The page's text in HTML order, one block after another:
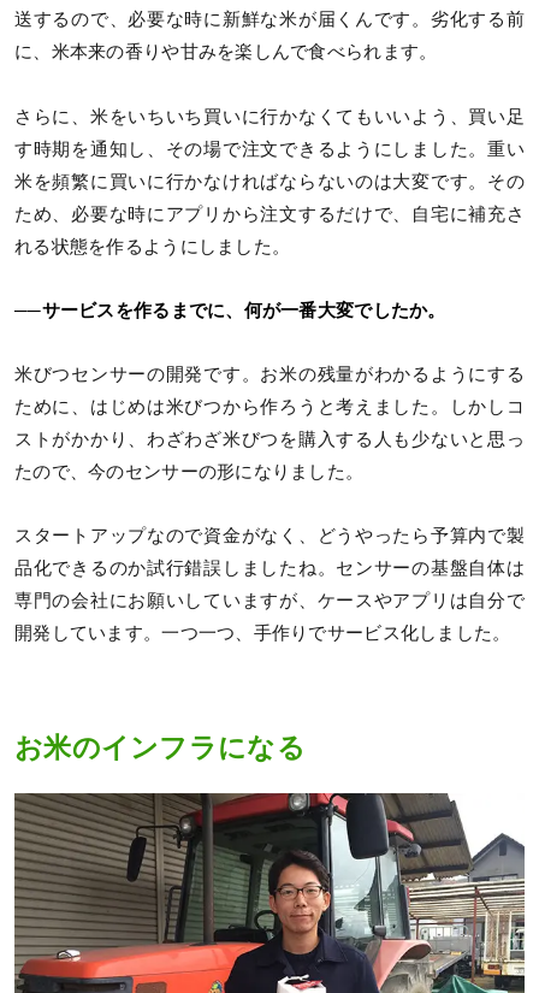
送するので、必要な時に新鮮な米が届くんです。劣化する前
に、米本来の香りや甘みを楽しんで食べられます。
さらに、米をいちいち買いに行かなくてもいいよう、買い足
す時期を通知し、その場で注文できるようにしました。重い
米を頻繁に買いに行かなければならないのは大変です。その
ため、必要な時にアプリから注文するだけで、自宅に補充さ
れる状態を作るようにしました。
──サービスを作るまでに、何が一番大変でしたか。
米びつセンサーの開発です。お米の残量がわかるようにする
ために、はじめは米びつから作ろうと考えました。しかしコ
ストがかかり、わざわざ米びつを購入する人も少ないと思っ
たので、今のセンサーの形になりました。
スタートアップなので資金がなく、どうやったら予算内で製
品化できるのか試行錯誤しましたね。センサーの基盤自体は
専門の会社にお願いしていますが、ケースやアプリは自分で
開発しています。一つ一つ、手作りでサービス化しました。
お米のインフラになる